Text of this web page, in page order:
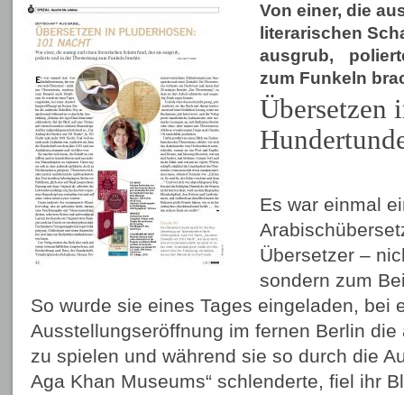
Von einer, die
literarischen
ausgrub,
zum Funkeln
Übersetzen
Es war einmal
Übersetzer –
sondern zum
So wurde sie eines Tages eingeladen, bei
Ausstellungseröffnung im fernen Berlin
zu spielen und während sie so durch die
Aga Khan Museums“ schlenderte, fiel ihr